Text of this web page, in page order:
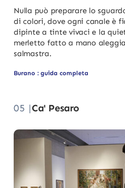
Nulla può preparare lo
di colori, dove ogni canale è
dipinte a tinte vivaci e la
merletto fatto a mano
salmastra.
Burano : guida completa
05 |Ca' Pesaro